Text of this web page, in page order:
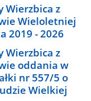
Wierzbica z
Wieloletniej
2019 - 2026
Wierzbica z
oddania w
nr 557/5 o
Wielkiej